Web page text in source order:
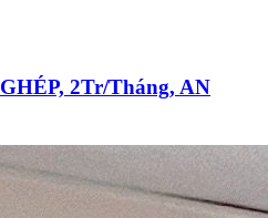
2Tr/Tháng, AN